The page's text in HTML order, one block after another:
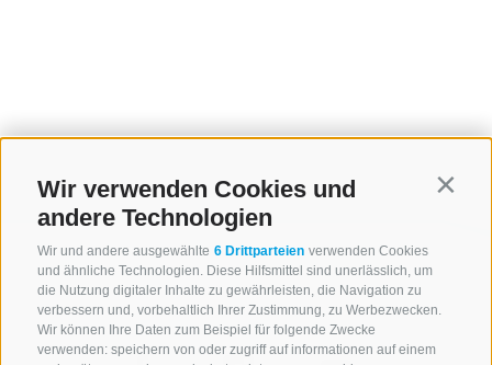
Wir verwenden Cookies und
andere Technologien
Wir und andere ausgewählte 6 Drittparteien verwenden Cookies
und ähnliche Technologien. Diese Hilfsmittel sind unerlässlich, um
die Nutzung digitaler Inhalte zu gewährleisten, die Navigation zu
verbessern und, vorbehaltlich Ihrer Zustimmung, zu Werbezwecken.
Wir können Ihre Daten zum Beispiel für folgende Zwecke
verwenden: speichern von oder zugriff auf informationen auf einem